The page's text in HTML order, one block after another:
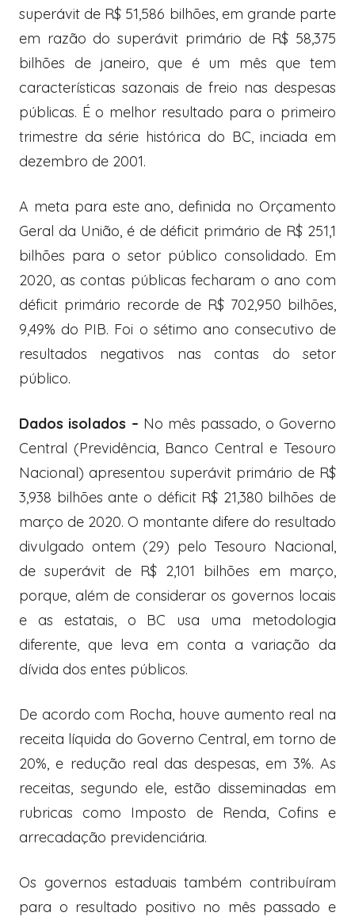
superávit de R$ 51,586 bilhões, em grande parte
em razão do superávit primário de R$ 58,375
bilhões de janeiro, que é um mês que tem
características sazonais de freio nas despesas
públicas. É o melhor resultado para o primeiro
trimestre da série histórica do BC, inciada em
dezembro de 2001.
A meta para este ano, definida no Orçamento
Geral da União, é de déficit primário de R$ 251,1
bilhões para o setor público consolidado. Em
2020, as contas públicas fecharam o ano com
déficit primário recorde de R$ 702,950 bilhões,
9,49% do PIB. Foi o sétimo ano consecutivo de
resultados negativos nas contas do setor
público.
Dados isolados – No mês passado, o Governo
Central (Previdência, Banco Central e Tesouro
Nacional) apresentou superávit primário de R$
3,938 bilhões ante o déficit R$ 21,380 bilhões de
março de 2020. O montante difere do resultado
divulgado ontem (29) pelo Tesouro Nacional,
de superávit de R$ 2,101 bilhões em março,
porque, além de considerar os governos locais
e as estatais, o BC usa uma metodologia
diferente, que leva em conta a variação da
dívida dos entes públicos.
De acordo com Rocha, houve aumento real na
receita líquida do Governo Central, em torno de
20%, e redução real das despesas, em 3%. As
receitas, segundo ele, estão disseminadas em
rubricas como Imposto de Renda, Cofins e
arrecadação previdenciária.
Os governos estaduais também contribuíram
para o resultado positivo no mês passado e